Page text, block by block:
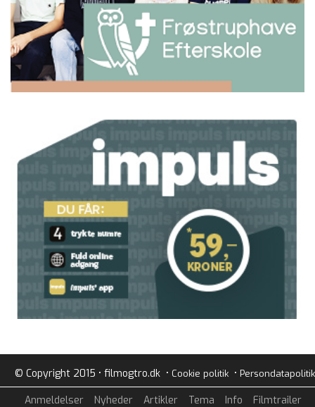
© Copyright 2015 • filmogtro.dk • Cookie politik• Persondatapolitik
Anmeldelser Nyheder Artikler Tema Info Filmtrailer